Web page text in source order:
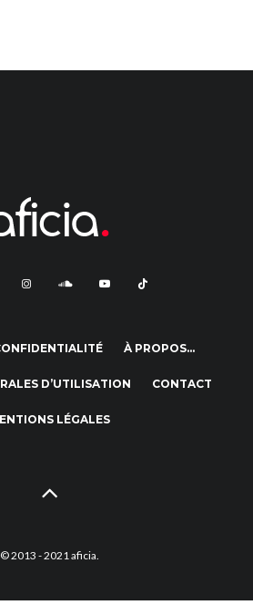
À PROPOS…
D’UTILISATION CONTACT
LÉGALES
© 2013 - 2021 aficia.